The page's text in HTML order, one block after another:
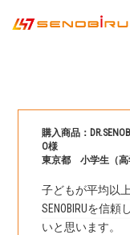
購入商品：
O様
東京都 小学生（高
子どもが平均以
SENOBIRUを信
いと思います。